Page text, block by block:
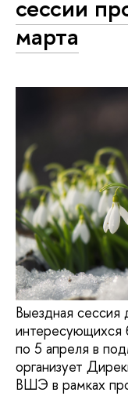
сессии
марта
Выездная сессия
интересующихся
по 5 апреля в
организует
ВШЭ в рамках